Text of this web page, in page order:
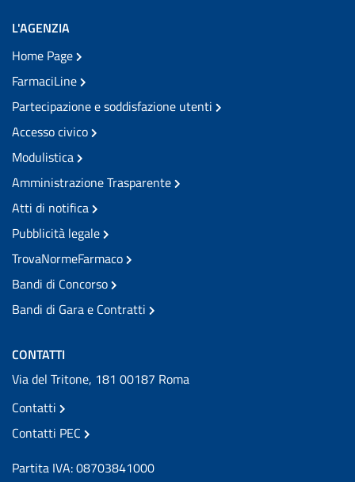
L'AGENZIA
Home Page
FarmaciLine
Partecipazione e soddisfazione utenti
Accesso civico
Modulistica
Amministrazione Trasparente
Atti di notifica
Pubblicità legale
TrovaNormeFarmaco
Bandi di Concorso
Bandi di Gara e Contratti
CONTATTI
Via del Tritone, 181 00187 Roma
Contatti
Contatti PEC
Partita IVA: 08703841000